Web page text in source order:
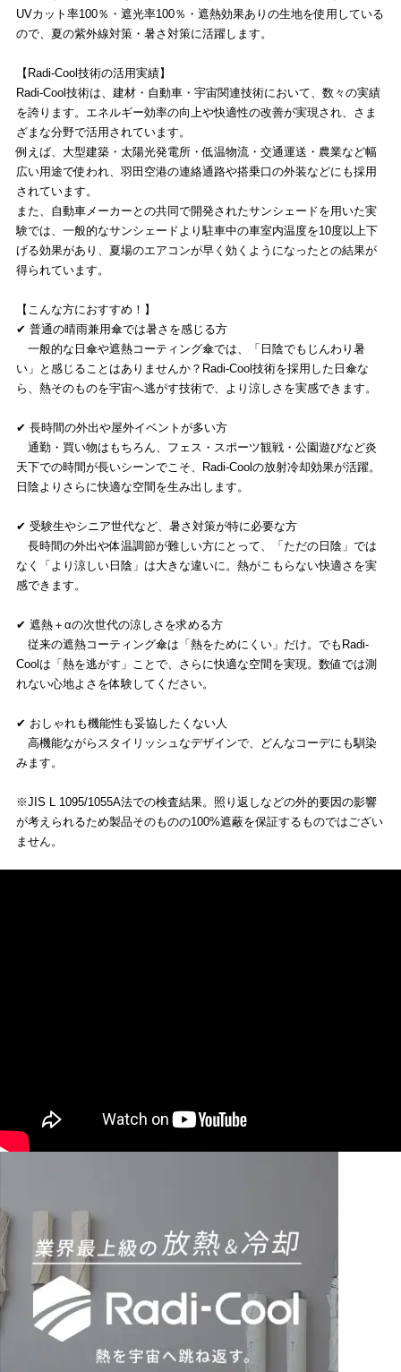
UVカット率100％・遮光率100％・遮熱効果ありの生地を使用している
ので、夏の紫外線対策・暑さ対策に活躍します。
【Radi-Cool技術の活用実績】
Radi-Cool技術は、建材・自動車・宇宙関連技術において、数々の実績
を誇ります。エネルギー効率の向上や快適性の改善が実現され、さま
ざまな分野で活用されています。
例えば、大型建築・太陽光発電所・低温物流・交通運送・農業など幅
広い用途で使われ、羽田空港の連絡通路や搭乗口の外装などにも採用
されています。
また、自動車メーカーとの共同で開発されたサンシェードを用いた実
験では、一般的なサンシェードより駐車中の車室内温度を10度以上下
げる効果があり、夏場のエアコンが早く効くようになったとの結果が
得られています。
【こんな方におすすめ！】
✔ 普通の晴雨兼用傘では暑さを感じる方
一般的な日傘や遮熱コーティング傘では、「日陰でもじんわり暑
い」と感じることはありませんか？Radi-Cool技術を採用した日傘な
ら、熱そのものを宇宙へ逃がす技術で、より涼しさを実感できます。
✔ 長時間の外出や屋外イベントが多い方
通勤・買い物はもちろん、フェス・スポーツ観戦・公園遊びなど炎
天下での時間が長いシーンでこそ、Radi-Coolの放射冷却効果が活躍。
日陰よりさらに快適な空間を生み出します。
✔ 受験生やシニア世代など、暑さ対策が特に必要な方
長時間の外出や体温調節が難しい方にとって、「ただの日陰」では
なく「より涼しい日陰」は大きな違いに。熱がこもらない快適さを実
感できます。
✔ 遮熱＋αの次世代の涼しさを求める方
従来の遮熱コーティング傘は「熱をためにくい」だけ。でもRadi-
Coolは「熱を逃がす」ことで、さらに快適な空間を実現。数値では測
れない心地よさを体験してください。
✔ おしゃれも機能性も妥協したくない人
高機能ながらスタイリッシュなデザインで、どんなコーデにも馴染
みます。
※JIS L 1095/1055A法での検査結果。照り返しなどの外的要因の影響
が考えられるため製品そのものの100%遮蔽を保証するものではござい
ません。